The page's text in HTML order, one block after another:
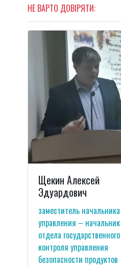
НЕ ВАРТО ДОВІРЯТИ:
Щекин Алексей
Эдуардович
заместитель начальника
управления – начальник
отдела государственного
контроля управления
безопасности продуктов